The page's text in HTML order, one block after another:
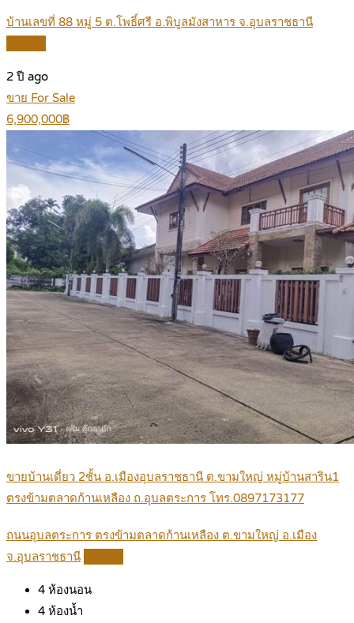
บ้านเลขที่ 88 หมู่ 5 ต.โพธิ์ศรี อ.พิบูลมังสาหาร จ.อุบลราชธานี
2 ปี ago
ขาย For Sale
6,900,000฿
ขายบ้านเดี่ยว 2ชั้น อ.เมืองอุบลราชธานี ต.ขามใหญ่ หมู่บ้านสาริน1
ตรงข้ามตลาดก้านเหลือง ถ.อุบลตระการ โทร.0897173177
ถนนอุบลตระการ ตรงข้ามตลาดก้านเหลือง ต.ขามใหญ่ อ.เมือง
จ.อุบลราชธานี
4 ห้องนอน
4 ห้องน้ำ